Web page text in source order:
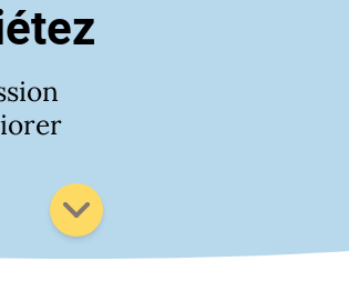
Scroll down to view additional